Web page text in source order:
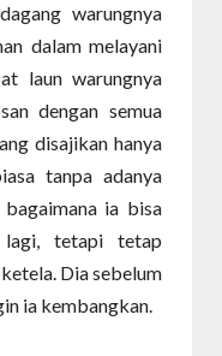
warungnya
dalam melayani
laun warungnya
dengan semua
disajikan hanya
tanpa adanya
ia bisa
lagi, tetapi tetap
Dia sebelum
ia kembangkan.